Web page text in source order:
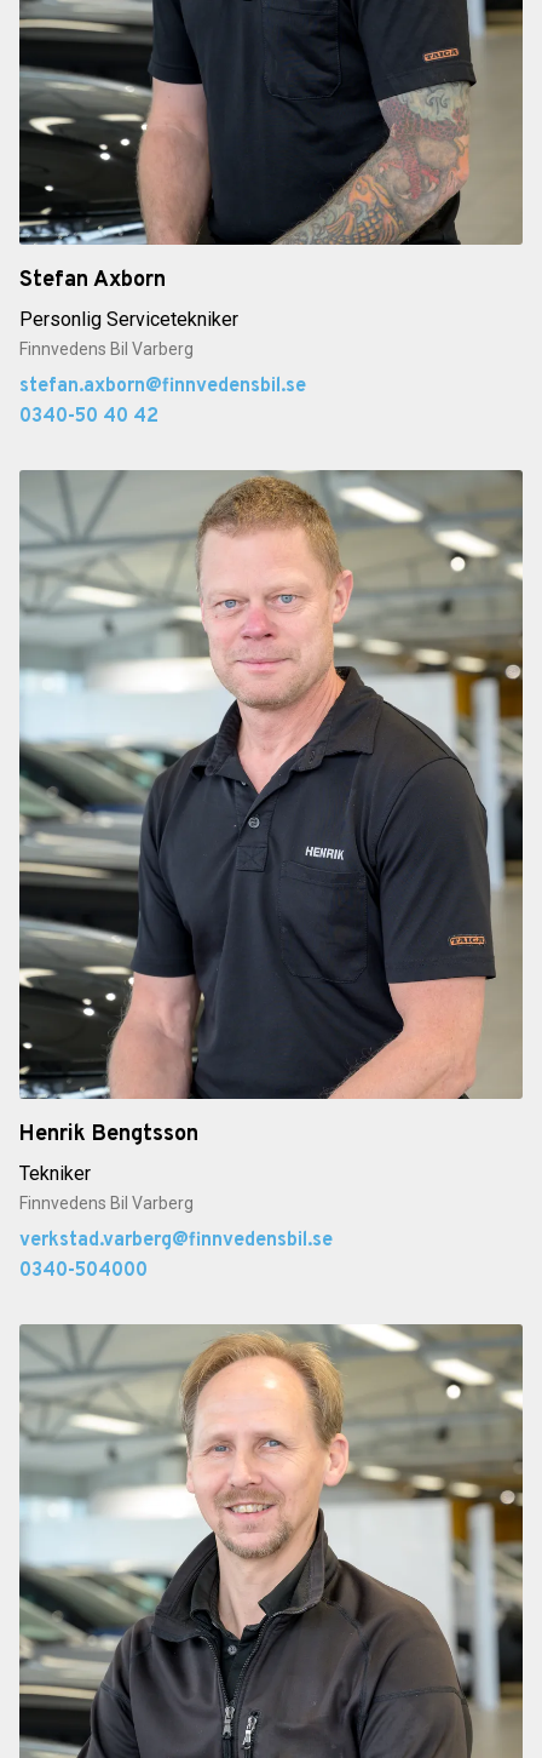
Stefan Axborn
Personlig Servicetekniker
Finnvedens Bil Varberg
stefan.axborn@finnvedensbil.se
0340-50 40 42
Henrik Bengtsson
Tekniker
Finnvedens Bil Varberg
verkstad.varberg@finnvedensbil.se
0340-504000